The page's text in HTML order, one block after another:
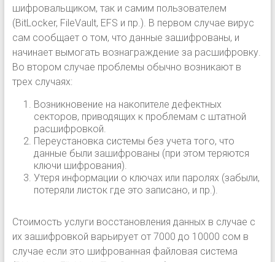
шифровальщиком, так и самим пользователем
(BitLocker, FileVault, EFS и пр.). В первом случае вирус
сам сообщает о том, что данные зашифрованы, и
начинает вымогать вознаграждение за расшифровку.
Во втором случае проблемы обычно возникают в
трех случаях:
Возникновение на накопителе дефектных
секторов, приводящих к проблемам с штатной
расшифровкой.
Переустановка системы без учета того, что
данные были зашифрованы (при этом теряются
ключи шифрования).
Утеря информации о ключах или паролях (забыли,
потеряли листок где это записано, и пр.).
Стоимость услуги восстановления данных в случае с
их зашифровкой варьирует от 7000 до 10000 сом в
случае если это шифрованная файловая система